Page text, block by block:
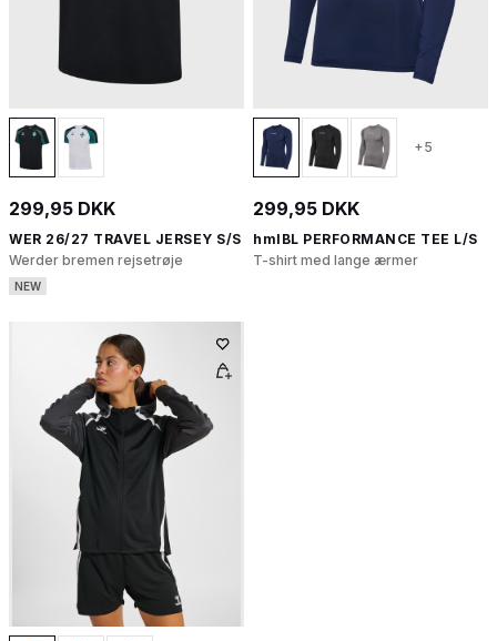
299,95 DKK
WER 26/27 TRAVEL JERSEY S/S
Werder bremen rejsetrøje
NEW
+5
299,95 DKK
hmlBL PERFORMANCE TEE L/S
T-shirt med lange ærmer